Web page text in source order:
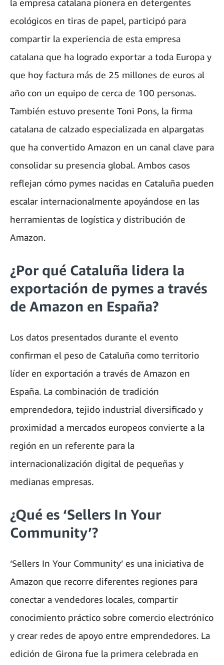
la empresa catalana pionera en detergentes
ecológicos en tiras de papel, participó para
compartir la experiencia de esta empresa
catalana que ha logrado exportar a toda Europa y
que hoy factura más de 25 millones de euros al
año con un equipo de cerca de 100 personas.
También estuvo presente Toni Pons, la firma
catalana de calzado especializada en alpargatas
que ha convertido Amazon en un canal clave para
consolidar su presencia global. Ambos casos
reflejan cómo pymes nacidas en Cataluña pueden
escalar internacionalmente apoyándose en las
herramientas de logística y distribución de
Amazon.
¿Por qué Cataluña lidera la
exportación de pymes a través
de Amazon en España?
Los datos presentados durante el evento
confirman el peso de Cataluña como territorio
líder en exportación a través de Amazon en
España. La combinación de tradición
emprendedora, tejido industrial diversificado y
proximidad a mercados europeos convierte a la
región en un referente para la
internacionalización digital de pequeñas y
medianas empresas.
¿Qué es ‘Sellers In Your
Community’?
‘Sellers In Your Community’ es una iniciativa de
Amazon que recorre diferentes regiones para
conectar a vendedores locales, compartir
conocimiento práctico sobre comercio electrónico
y crear redes de apoyo entre emprendedores. La
edición de Girona fue la primera celebrada en